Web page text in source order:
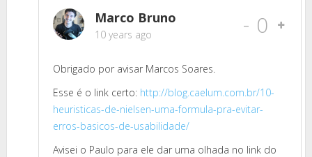
Marco Bruno
10 years ago - 0
Obrigado por avisar Marcos Soares.
Esse é o link certo: http://blog.caelum.com.br/10-
heuristicas-de-nielsen-uma-formula-pra-evitar-
erros-basicos-de-usabilidade/
Avisei o Paulo para ele dar uma olhada no link do